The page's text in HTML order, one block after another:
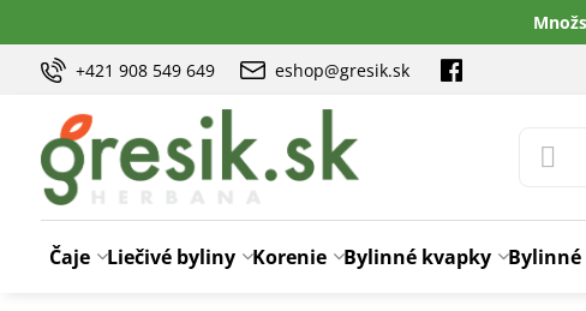
+421 908 549 649 eshop@gresik.sk
Čaje Liečivé byliny Korenie Bylinné kvapky